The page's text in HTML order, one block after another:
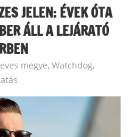
JELEN: ÉVEK ÓTA
ÁLL A LEJÁRATÓ
megye, Watchdog,